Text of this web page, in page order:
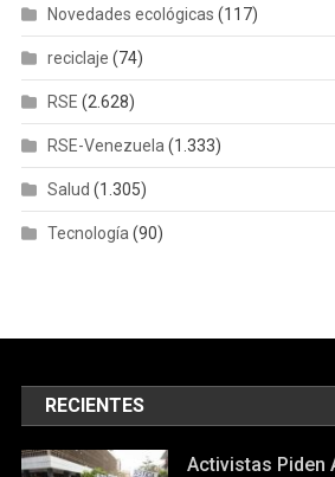
Novedades ecológicas (117)
reciclaje (74)
RSE (2.628)
RSE-Venezuela (1.333)
Salud (1.305)
Tecnología (90)
RECIENTES
Activistas Piden